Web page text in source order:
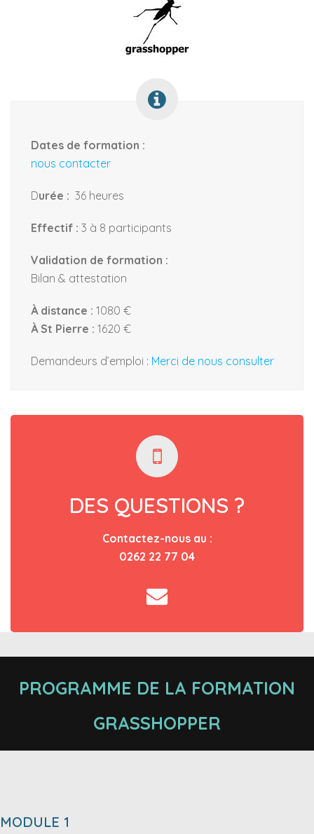
Dates de formation :
nous contacter
Durée : 36 heures
Effectif : 3 à 8 participants
Validation de formation :
Bilan & attestation
À distance : 1080 €
À St Pierre : 1620 €
Demandeurs d’emploi : Merci de nous consulter
DES QUESTIONS ?
Contactez-nous au :
0262 22 77 04
PROGRAMME DE LA FORMATION
GRASSHOPPER
MODULE 1